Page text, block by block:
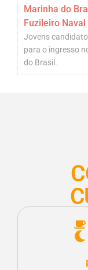
Marinha do
Fuzileiro Naval
Jovens
para o ingresso
do Brasil.